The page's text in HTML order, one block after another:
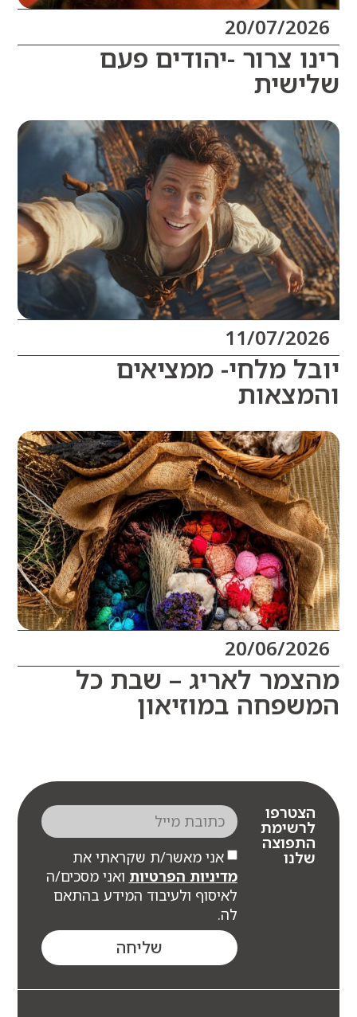
20/07/
צרור -יהודים פעם
11/07/
מלחי- ממציאים
20/06/
לאריג – שבת כל
במוזיאון
אני מאשר/ת שקראתי את
מדיניות הפרטיותואני מסכים/ה
לאיסוף ולעיבוד המידע בהתאם